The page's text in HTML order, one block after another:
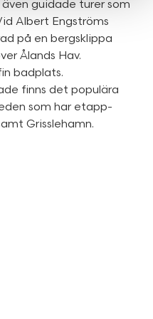
guidade turer som
Albert Engströms
på en bergsklippa
Ålands Hav.
badplats.
finns det populära
som har etapp-
Grisslehamn.